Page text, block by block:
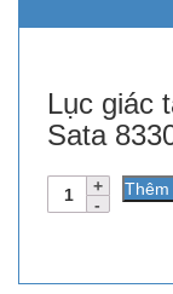
Lục giác
Sata
Số
lượng
Thêm